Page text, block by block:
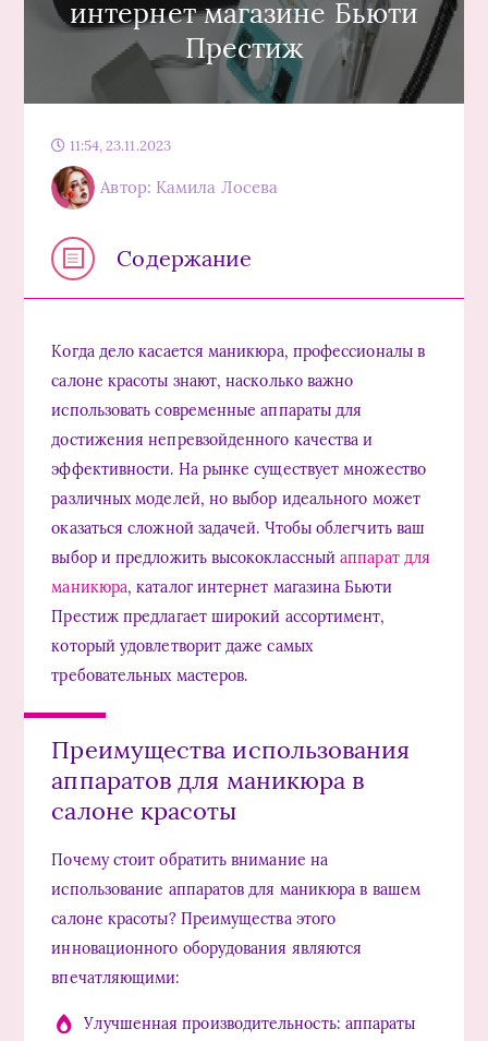
интернет магазине Бьюти
Престиж
11:54, 23.11.2023
Автор: Камила Лосева
Содержание
Когда дело касается маникюра, профессионалы в
салоне красоты знают, насколько важно
использовать современные аппараты для
достижения непревзойденного качества и
эффективности. На рынке существует множество
различных моделей, но выбор идеального может
оказаться сложной задачей. Чтобы облегчить ваш
выбор и предложить высококлассныйаппарат для
маникюра, каталог интернет магазина Бьюти
Престиж предлагает широкий ассортимент,
который удовлетворит даже самых
требовательных мастеров.
Преимущества использования
аппаратов для маникюра в
салоне красоты
Почему стоит обратить внимание на
использование аппаратов для маникюра в вашем
салоне красоты? Преимущества этого
инновационного оборудования являются
впечатляющими:
Улучшенная производительность: аппараты